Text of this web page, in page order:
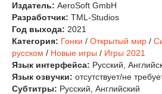
Издатель: AeroSoft GmbH
Разработчик: TML-Studios
Год выхода: 2021
Категория: Гонки / Открытый мир /
русском / Новые игры / Игры 2021
Язык интерфейса: Русский,
Язык озвучки: отсутствует/не
Субтитры: Русский, Английский